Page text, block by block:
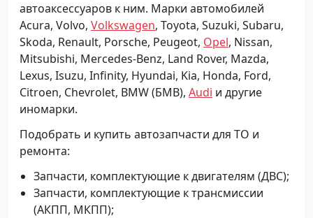
автоаксессуаров к ним. Марки автомобилей
Acura, Volvo, Volkswagen, Toyota, Suzuki, Subaru,
Skoda, Renault, Porsche, Peugeot, Opel, Nissan,
Mitsubishi, Mercedes-Benz, Land Rover, Mazda,
Lexus, Isuzu, Infinity, Hyundai, Kia, Honda, Ford,
Citroen, Chevrolet, BMW (БМВ), Audi и другие
иномарки.
Подобрать и купить автозапчасти для ТО и
ремонта:
Запчасти, комплектующие к двигателям (ДВС);
Запчасти, комплектующие к трансмиссии
(АКПП, МКПП);